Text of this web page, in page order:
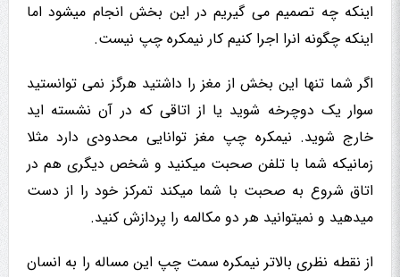
اینکه چه تصمیم می گیریم در این بخش انجام میشود اما
اینکه چگونه انرا اجرا کنیم کار نیمکره چپ نیست.
اگر شما تنها این بخش از مغز را داشتید هرگز نمی توانستید
سوار یک دوچرخه شوید یا از اتاقی که در آن نشسته اید
خارج شوید. نیمکره چپ مغز توانایی محدودی دارد مثلا
زمانیکه شما با تلفن صحبت میکنید و شخص دیگری هم در
اتاق شروع به صحبت با شما میکند تمرکز خود را از دست
میدهید و نمیتوانید هر دو مکالمه را پردازش کنید.
از نقطه نظری بالاتر نیمکره سمت چپ این مساله را به انسان